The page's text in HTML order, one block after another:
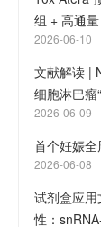
组 + 高通
2026-06-10
文献解读 |
细胞淋巴瘤
2026-06-09
首个妊娠
2026-06-08
试剂盒应
性：